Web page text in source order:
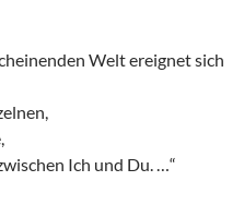
Welt ereignet sich
Ich und Du. …“